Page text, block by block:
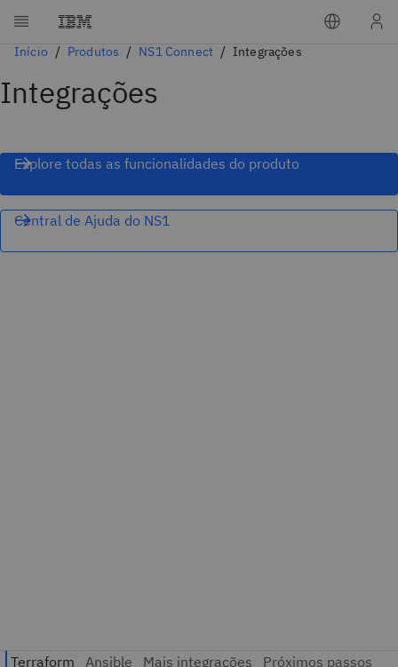
Início Produtos NS1 Connect Integrações
Integrações
Explore todas as funcionalidades do produto
Central de Ajuda do NS1